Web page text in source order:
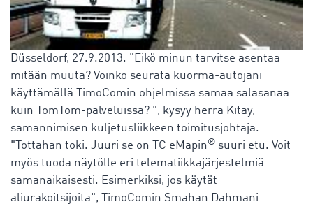
Düsseldorf, 27.9.2013. "Eikö minun tarvitse asentaa
mitään muuta? Voinko seurata kuorma-autojani
käyttämällä TimoComin ohjelmissa samaa salasanaa
kuin TomTom-palveluissa? ", kysyy herra Kitay,
samannimisen kuljetusliikkeen toimitusjohtaja.
"Tottahan toki. Juuri se on TC eMapin® suuri etu. Voit
myös tuoda näytölle eri telematiikkajärjestelmiä
samanaikaisesti. Esimerkiksi, jos käytät
aliurakoitsijoita", TimoComin Smahan Dahmani